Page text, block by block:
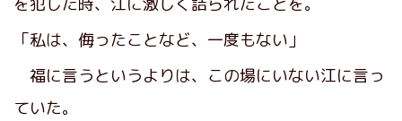
「私は、侮ったことなど、一度もない」
福に言うというよりは、この場にいない江に言っ
ていた。